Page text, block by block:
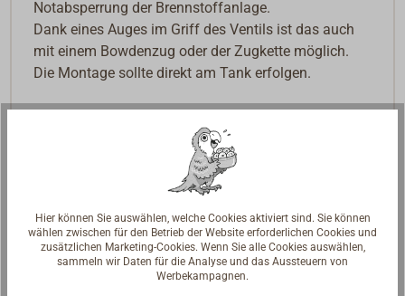
Notabsperrung der Brennstoffanlage.
Dank eines Auges im Griff des Ventils ist das auch
mit einem Bowdenzug oder der Zugkette möglich.
Die Montage sollte direkt am Tank erfolgen.
Hier können Sie auswählen, welche Cookies aktiviert sind. Sie können
wählen zwischen für den Betrieb der Website erforderlichen Cookies und
zusätzlichen Marketing-Cookies. Wenn Sie alle Cookies auswählen,
sammeln wir Daten für die Analyse und das Aussteuern von
Werbekampagnen.